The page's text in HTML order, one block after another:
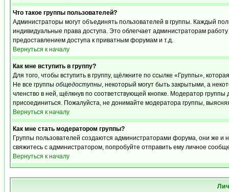
Что такое группы пользователей?
Администраторы могут объединять пользователей в группы. Каждый
индивидуальные права доступа. Это облегчает администраторам
предоставлением доступа к приватным форумам и т.д.
Вернуться к началу
Как мне вступить в группу?
Для того, чтобы вступить в группу, щёлкните по ссылке «Группы»,
Не все группы общедоступны, некоторый могут быть закрытыми, а
членство в ней, щёлкнув по соответствующей кнопке. Модератор
присоединиться. Пожалуйста, не донимайте модератора группы,
Вернуться к началу
Как мне стать модератором группы?
Группы пользователей создаются администраторами форума, они же и
свяжитесь с администратором, попробуйте отправить ему личное
Вернуться к началу